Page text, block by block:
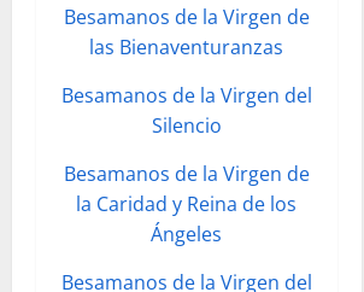
Besamanos de la Virgen de
las Bienaventuranzas
Besamanos de la Virgen del
Silencio
Besamanos de la Virgen de
la Caridad y Reina de los
Ángeles
Besamanos de la Virgen del